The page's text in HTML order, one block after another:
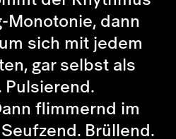
Monotonie, dann
sich mit jedem
gar selbst als
Pulsierend.
flimmernd im
Brüllend.